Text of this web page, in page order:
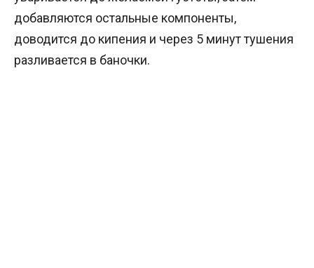
добавляются остальные компоненты,
доводится до кипения и через 5 минут тушения
разливается в баночки.